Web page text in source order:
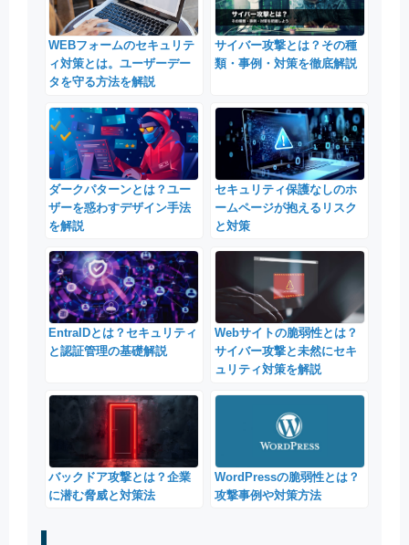
WEBフォームのセキュリテ
ィ対策とは。ユーザーデー
タを守る方法を解説
サイバー攻撃とは？その種
類・事例・対策を徹底解説
ダークパターンとは？ユー
ザーを惑わすデザイン手法
を解説
セキュリティ保護なしのホ
ームページが抱えるリスク
と対策
EntraIDとは？セキュリティ
と認証管理の基礎解説
Webサイトの脆弱性とは？
サイバー攻撃と未然にセキ
ュリティ対策を解説
バックドア攻撃とは？企業
に潜む脅威と対策法
WordPressの脆弱性とは？
攻撃事例や対策方法